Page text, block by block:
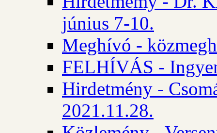
június 7-10.
Meghívó -
FELHÍVÁS -
Hirdetmény -
2021.11.28.